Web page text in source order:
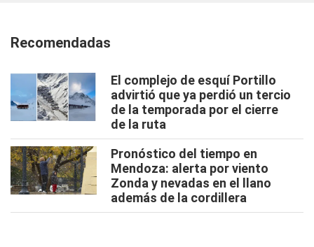
Recomendadas
El complejo de esquí Portillo
advirtió que ya perdió un tercio
de la temporada por el cierre
de la ruta
Pronóstico del tiempo en
Mendoza: alerta por viento
Zonda y nevadas en el llano
además de la cordillera